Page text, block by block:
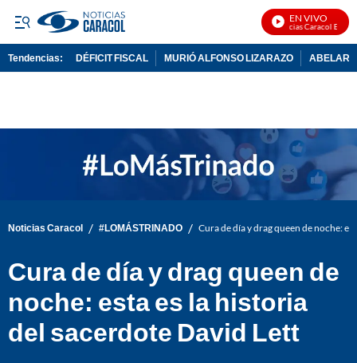
EN VIVO
Noticias Caracol En Vivo
Tendencias: DÉFICIT FISCAL MURIÓ ALFONSO LIZARAZO
Noticias Caracol / #LOMÁSTRINADO / Cura de día y drag queen de noche:
Cura de día y drag queen de
noche: esta es la historia
del sacerdote David Lett